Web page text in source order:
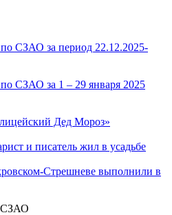
СЗАО за период 22.12.2025-
СЗАО за 1 – 29 января 2025
Дед Мороз»
и писатель жил в усадьбе
Стрешневе выполнили в
СЗАО